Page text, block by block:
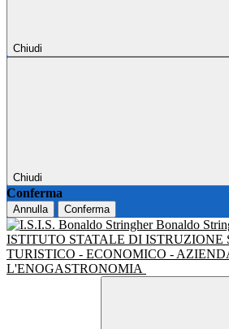
Chiudi
Chiudi
Conferma
Annulla Conferma
Bonaldo
ISTITUTO STATALE DI ISTRUZIONE
TURISTICO - ECONOMICO -
L'ENOGASTRONOMIA